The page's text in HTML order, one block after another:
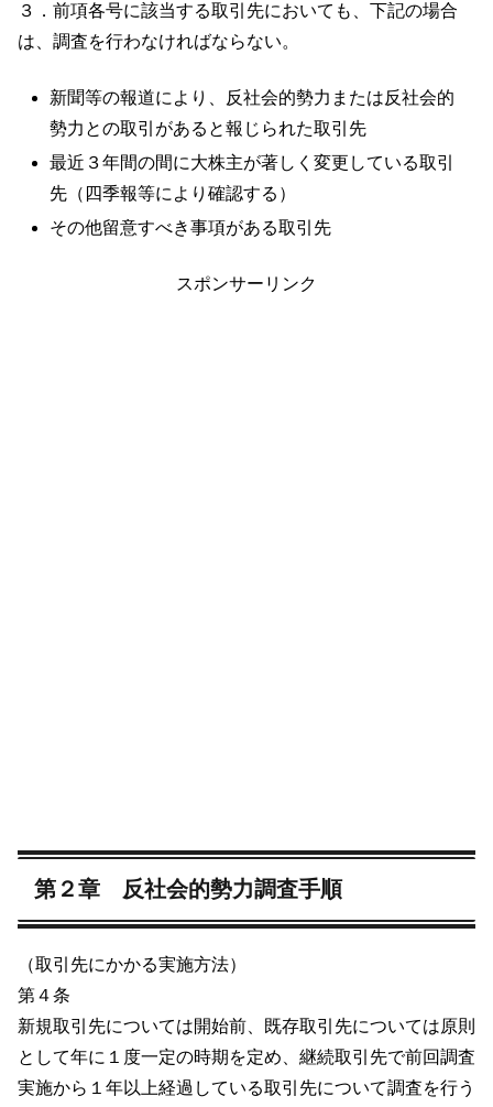
３．前項各号に該当する取引先においても、下記の場合
は、調査を行わなければならない。
新聞等の報道により、反社会的勢力または反社会的
勢力との取引があると報じられた取引先
最近３年間の間に大株主が著しく変更している取引
先（四季報等により確認する）
その他留意すべき事項がある取引先
スポンサーリンク
第２章 反社会的勢力調査手順
（取引先にかかる実施方法）
第４条
新規取引先については開始前、既存取引先については原則
として年に１度一定の時期を定め、継続取引先で前回調査
実施から１年以上経過している取引先について調査を行う